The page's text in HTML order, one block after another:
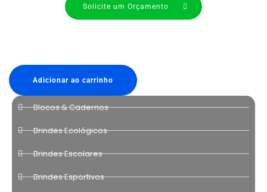
Solicite um Orçamento
Adicionar ao carrinho
Blocos & Cadernos
Brindes Ecológicos
Brindes Escolares
Brindes Esportivos